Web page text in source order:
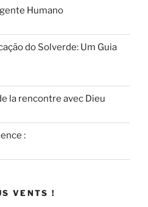
Humano
do Solverde: Um Guia
la rencontre avec Dieu
:
VENTS !